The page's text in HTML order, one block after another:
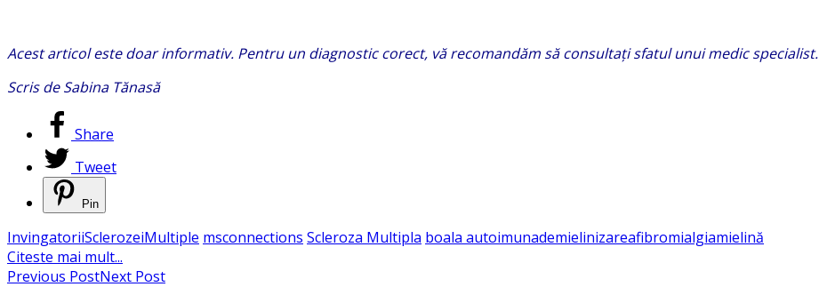
Acest articol este doar informativ. Pentru un diagnostic corect, vă recomandăm să consultați sfatul unui medic specialist.
Scris de Sabina Tănasă
Share
Tweet
Pin
InvingatoriiSclerozeiMultiple msconnections Scleroza Multipla boala autoimunademielinizareafibromialgiamielină
Citeste mai mult...
Previous PostNext Post